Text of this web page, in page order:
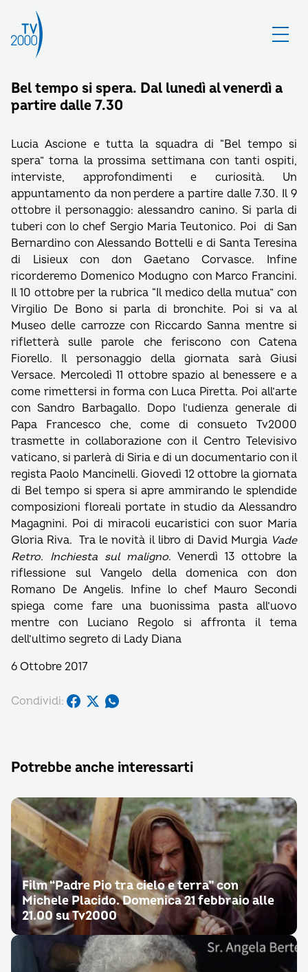
Bel tempo si spera. Dal lunedì al venerdì a
partire dalle 7.30
Lucia Ascione e tutta la squadra di “Bel tempo si
spera” torna la prossima settimana con tanti ospiti,
interviste, approfondimenti e curiosità. Un
appuntamento da non perdere a partire dalle 7.30. Il 9
ottobre il personaggio: alessandro canino. Si parla di
tuberi con lo chef Sergio Maria Teutonico. Poi di San
Bernardino con Alessando Bottelli e di Santa Teresina
di Lisieux con don Gaetano Corvasce. Infine
ricorderemo Domenico Modugno con Marco Francini.
Il 10 ottobre per la rubrica “Il medico della mutua” con
Virgilio De Bono si parla di bronchite. Poi si va al
Museo delle carrozze con Riccardo Sanna mentre si
rifletterà sulle parole che feriscono con Catena
Fiorello. Il personaggio della giornata sarà Giusi
Versace. Mercoledì 11 ottobre spazio al benessere e a
come rimettersi in forma con Luca Piretta. Poi all’arte
con Sandro Barbagallo. Dopo l’udienza generale di
Papa Francesco che, come di consueto Tv2000
trasmette in collaborazione con il Centro Televisivo
vaticano, si parlerà di Siria e di un documentario con il
regista Paolo Mancinelli. Giovedì 12 ottobre la giornata
di Bel tempo si spera si apre ammirando le splendide
composizioni floreali portate in studio da Alessandro
Magagnini. Poi di miracoli eucaristici con suor Maria
Gloria Riva. Tra le novità il libro di David Murgia Vade
Retro. Inchiesta sul maligno. Venerdì 13 ottobre la
riflessione sul Vangelo della domenica con don
Romano De Angelis. Infine lo chef Mauro Secondi
spiega come fare una buonissima pasta all’uovo
mentre con Luciano Regolo si affronta il tema
dell’ultimo segreto di Lady Diana
6 Ottobre 2017
Condividi:
Potrebbe anche interessarti
Film “Padre Pio tra cielo e terra” con
Michele Placido. Domenica 21 febbraio alle
21.00 su Tv2000